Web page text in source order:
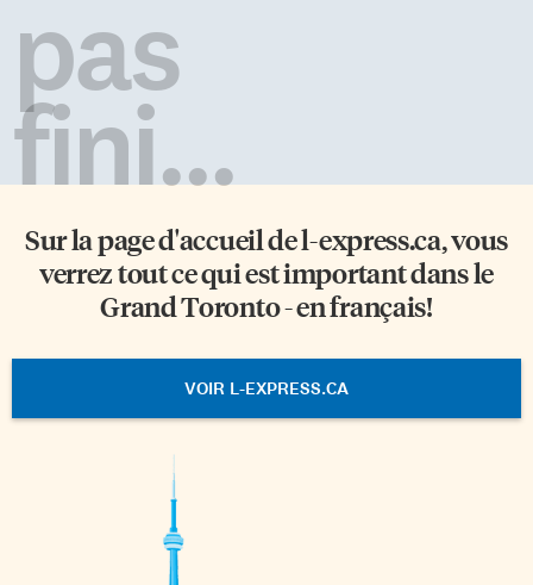
pas
fini...
Sur la page d'accueil del-express.ca, vous
verrez tout ce qui est important dans le
Grand Toronto - en français!
VOIR L-EXPRESS.CA